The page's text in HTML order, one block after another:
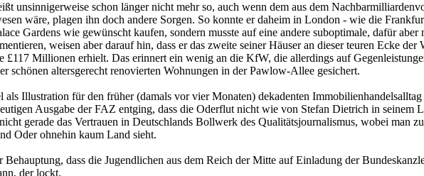
unsinnigerweise schon länger nicht mehr so, auch wenn dem aus dem
wäre, plagen ihn doch andere Sorgen. So konnte er daheim in London - wie die
Gardens wie gewünscht kaufen, sondern musste auf eine andere suboptimale, dafür
weisen aber darauf hin, dass er das zweite seiner Häuser an dieser teuren Ecke der
Millionen erhielt. Das erinnert ein wenig an die KfW, die allerdings auf
schönen altersgerecht renovierten Wohnungen in der Pawlow-Allee gesichert.
Illustration für den früher (damals vor vier Monaten) dekadenten
Ausgabe der FAZ entging, dass die Oderflut nicht wie von Stefan Dietrich in seinem
gerade das Vertrauen in Deutschlands Bollwerk des Qualitätsjournalismus, wobei man
Oder ohnehin kaum Land sieht.
dass die Jugendlichen aus dem Reich der Mitte auf Einladung der
der lockt.